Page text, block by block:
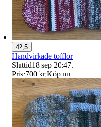
42,5
Handvirkade tofflor
Sluttid18 sep 20:47.
Pris:700 kr,Köp nu.